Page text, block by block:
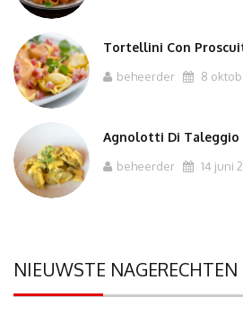
Tortellini Con
beheerder 8
Agnolotti Di Taleggio
beheerder 14 juni
NIEUWSTE NAGERECHTEN